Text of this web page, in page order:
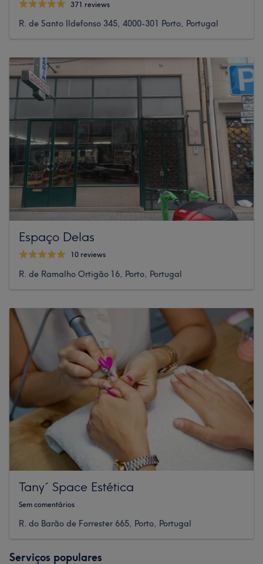
371 reviews
R. de Santo Ildefonso 345, 4000-301 Porto, Portugal
Espaço Delas
10 reviews
R. de Ramalho Ortigão 16, Porto, Portugal
Tany´ Space Estética
Sem comentários
R. do Barão de Forrester 665, Porto, Portugal
Serviços populares